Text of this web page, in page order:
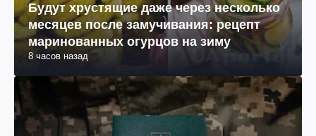
Будут хрустящие даже через несколько
месяцев после замучивания: рецепт
маринованных огурцов на зиму
8 часов назад